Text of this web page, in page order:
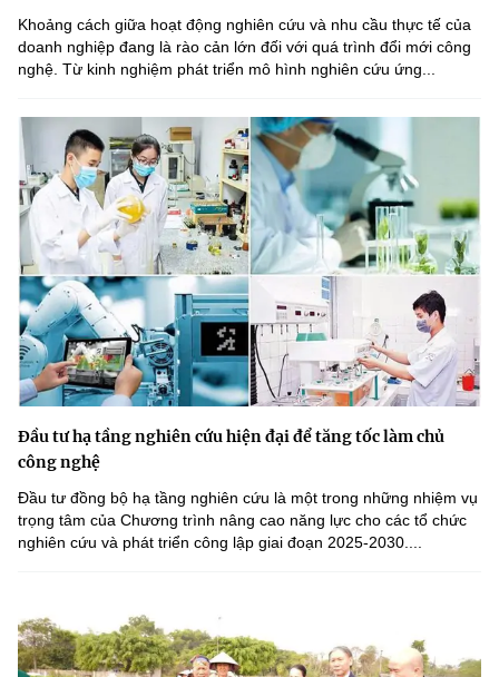
Khoảng cách giữa hoạt động nghiên cứu và nhu cầu thực tế của
doanh nghiệp đang là rào cản lớn đối với quá trình đổi mới công
nghệ. Từ kinh nghiệm phát triển mô hình nghiên cứu ứng...
Đầu tư hạ tầng nghiên cứu hiện đại để tăng tốc làm chủ
công nghệ
Đầu tư đồng bộ hạ tầng nghiên cứu là một trong những nhiệm vụ
trọng tâm của Chương trình nâng cao năng lực cho các tổ chức
nghiên cứu và phát triển công lập giai đoạn 2025-2030....